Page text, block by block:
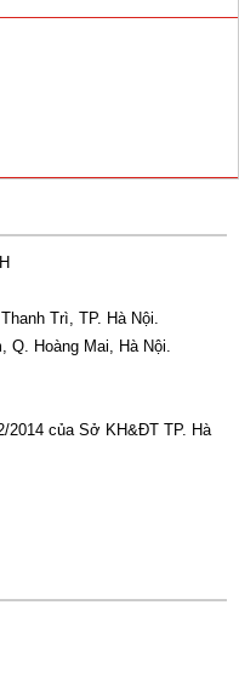
Trì, TP. Hà Nội.
Hoàng Mai, Hà Nội.
2014 của Sở KH&ĐT TP. Hà